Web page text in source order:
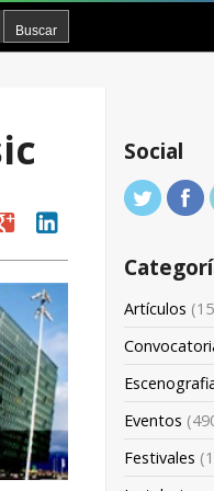
linkedin
Social
Artículos
Eventos
Festivales